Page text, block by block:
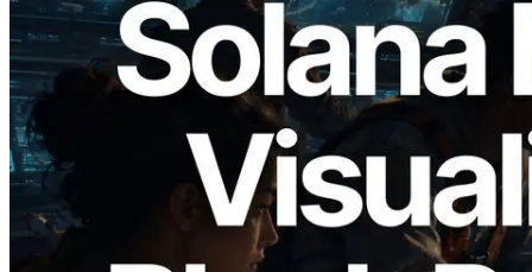
2026.05.24
Validators Solutions lanceert Solana
Block Analyzer — blockproductietijd per
slot en de toegewezen validator
gevisualiseerd